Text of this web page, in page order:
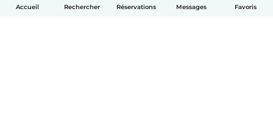
Accueil Rechercher Réservations Messages Favoris